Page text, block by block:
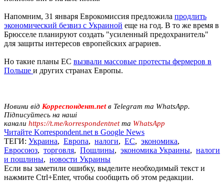
Напомним, 31 января Еврокомиссия предложила продлить
экономический безвиз с Украиной еще на год. В то же время в
Брюсселе планируют создать "усиленный предохранитель"
для защиты интересов европейских аграриев.
Но такие планы ЕС вызвали массовые протесты фермеров в
Польше и других странах Европы.
Новини від Корреспондент.netв Telegram та WhatsApp.
Підписуйтесь на наші
канали https://t.me/korrespondentnetта WhatsApp
Читайте Korrespondent.net в Google News
ТЕГИ: Украина, Европа, налоги, ЕС, экономика,
Евросоюз, торговля, Пошлины, экономика Украины, налоги
и пошлины, новости Украины
Если вы заметили ошибку, выделите необходимый текст и
нажмите Ctrl+Enter, чтобы сообщить об этом редакции.